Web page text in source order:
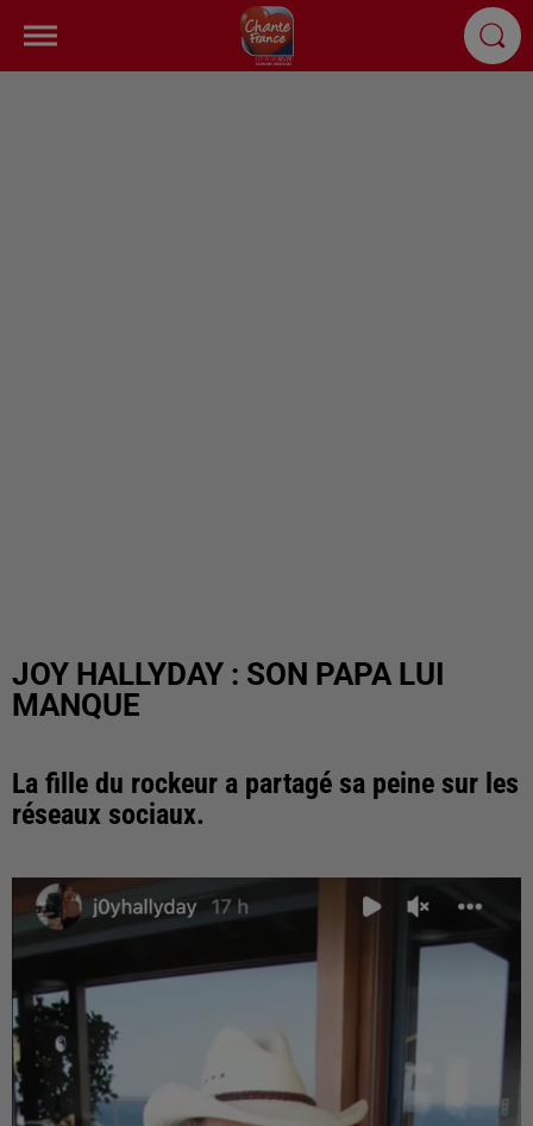
JOY HALLYDAY : SON PAPA LUI
MANQUE
La fille du rockeur a partagé sa peine sur les
réseaux sociaux.